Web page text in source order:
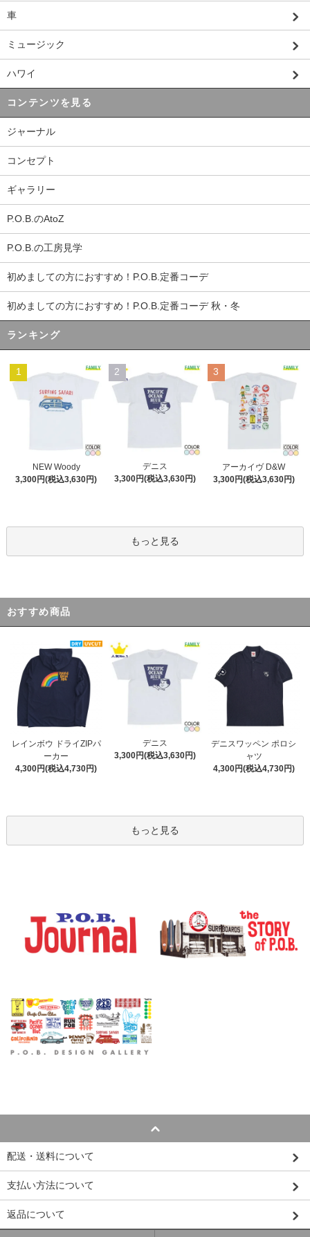
車
ミュージック
ハワイ
コンテンツを見る
ジャーナル
コンセプト
ギャラリー
P.O.B.のAtoZ
P.O.B.の工房見学
初めましての方におすすめ！P.O.B.定番コーデ
初めましての方におすすめ！P.O.B.定番コーデ 秋・冬
ランキング
1
NEW Woody
3,300円(税込3,630円)
2
デニス
3,300円(税込3,630円)
3
アーカイヴ D&W
3,300円(税込3,630円)
もっと見る
おすすめ商品
レインボウ ドライZIPパ
ーカー
4,300円(税込4,730円)
デニス
3,300円(税込3,630円)
デニスワッペン ポロシ
ャツ
4,300円(税込4,730円)
もっと見る
配送・送料について
支払い方法について
返品について